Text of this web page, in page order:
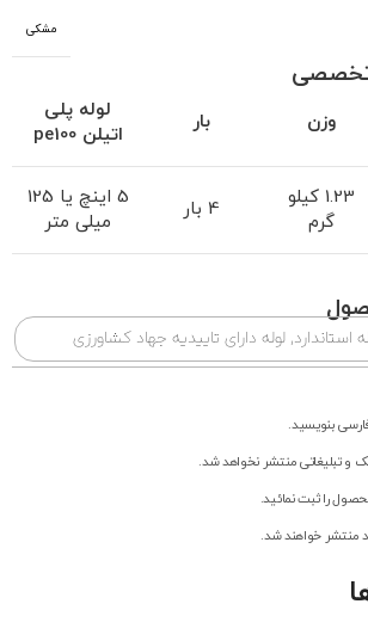
مشکی
تخصصی
وزن بار
لوله پلی
اتیلنpe100
1.23 کیلو
گرم
4 بار
5 اینچ یا 125
میلی متر
استاندارد, لوله دارای تاییدیه جهاد کشاورزی
بنویسید.
و تبلیغاتی منتشر نخواهد شد.
را ثبت نمائید.
منتشر خواهند شد.